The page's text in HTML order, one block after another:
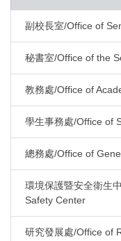
副校長室/Office of
秘書室/Office of the
教務處/Office of
學生事務處/Office of
總務處/Office of
環境保護暨安全衛生
Safety Center
研究發展處/Office of